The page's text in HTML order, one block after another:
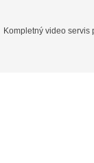
Kompletný video servis